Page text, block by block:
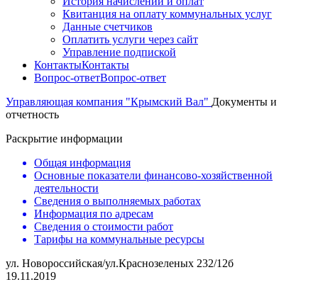
Квитанция на оплату коммунальных услуг
Данные счетчиков
Оплатить услуги через сайт
Управление подпиской
КонтактыКонтакты
Вопрос-ответВопрос-ответ
Управляющая компания "Крымский Вал" Документы и
отчетность
Раскрытие информации
Общая информация
Основные показатели финансово-хозяйственной
деятельности
Сведения о выполняемых работах
Информация по адресам
Сведения о стоимости работ
Тарифы на коммунальные ресурсы
ул. Новороссийская/ул.Краснозеленых 232/12б
19.11.2019